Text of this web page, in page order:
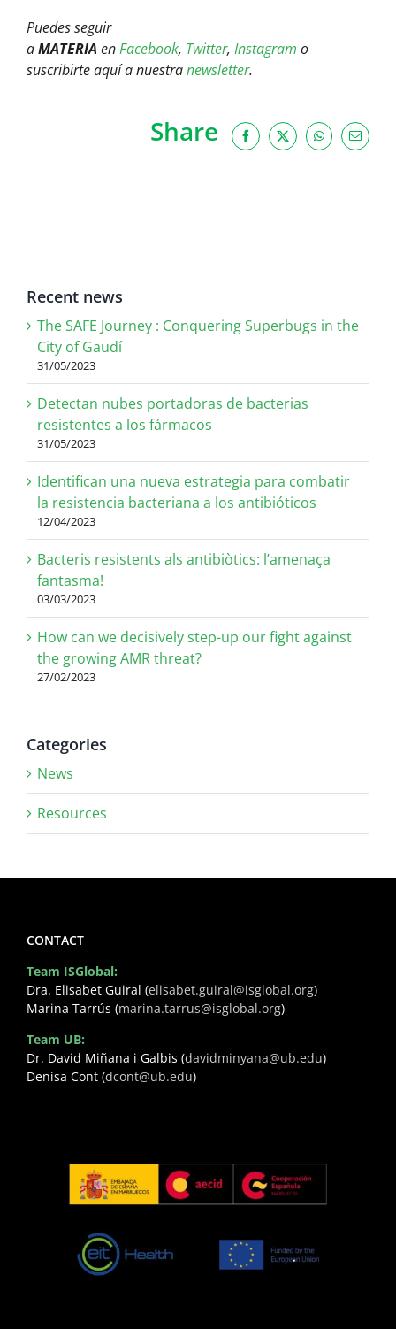
Puedes seguir
aMATERIA enFacebook, Twitter, Instagram o
suscribirte aquí a nuestranewsletter.
Share Facebook
X WhatsApp
Email
Recent news
The SAFE Journey : Conquering Superbugs in the
City of Gaudí
31/05/2023
Detectan nubes portadoras de bacterias
resistentes a los fármacos
31/05/2023
Identifican una nueva estrategia para combatir
la resistencia bacteriana a los antibióticos
12/04/2023
Bacteris resistents als antibiòtics: l’amenaça
fantasma!
03/03/2023
How can we decisively step-up our fight against
the growing AMR threat?
27/02/2023
Categories
News
Resources
CONTACT
Team ISGlobal:
Dra. Elisabet Guiral (elisabet.guiral@isglobal.org)
Marina Tarrús (marina.tarrus@isglobal.org)
Team UB:
Dr. David Miñana i Galbis (davidminyana@ub.edu)
Denisa Cont (dcont@ub.edu)